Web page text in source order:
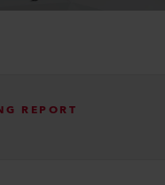
REPORT